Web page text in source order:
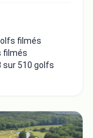
filmés
filmés
sur 510 golfs